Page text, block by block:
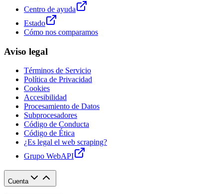
Centro de ayuda
Estado
Cómo nos comparamos
Aviso legal
Términos de Servicio
Política de Privacidad
Cookies
Accesibilidad
Procesamiento de Datos
Subprocesadores
Código de Conducta
Código de Ética
¿Es legal el web scraping?
Grupo WebAPI
Cuenta